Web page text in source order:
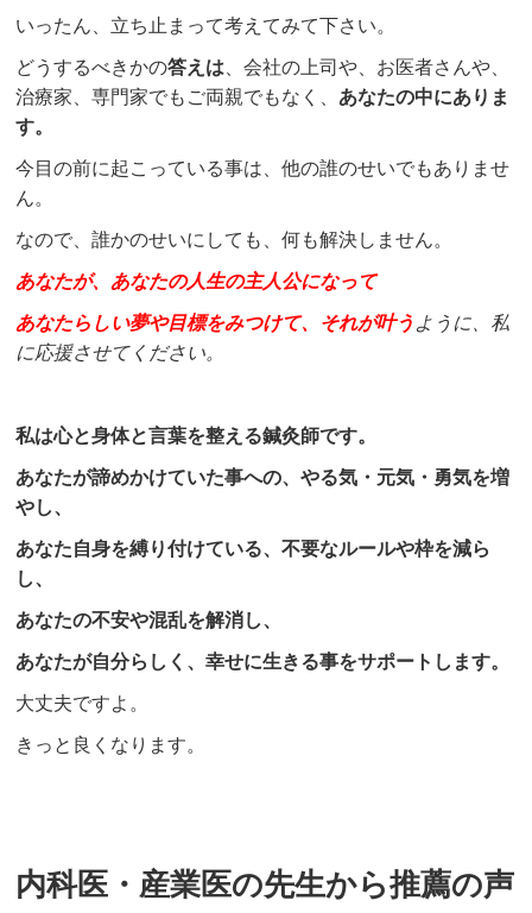
いったん、立ち止まって考えてみて下さい。
どうするべきかの答えは 、会社の上司や、お医者さんや、
治療家、専門家でもご両親でもなく、 あなたの中にありま
す。
今目の前に起こっている事は、他の誰のせいでもありませ
ん。
なので、誰かのせいにしても、何も解決しません。
あなたが、あなたの人生の主人公になって
あなたらしい夢や目標をみつけて、それが叶う ように、私
に応援させてください。
私は心と身体と言葉を整える鍼灸師です。
あなたが諦めかけていた事への、やる気・元気・勇気を増
やし、
あなた自身を縛り付けている、不要なルールや枠を減ら
し、
あなたの不安や混乱を解消し、
あなたが自分らしく、幸せに生きる事をサポートします。
大丈夫ですよ。
きっと良くなります。
内科医・産業医の先生から推薦の声